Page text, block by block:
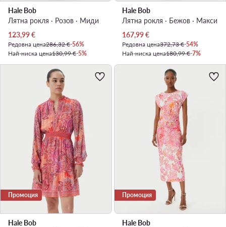
Hale Bob
Лятна рокля · Розов · Миди
Актуална цена
123,99€
Редовна цена286,32 €-56%
Най-ниска цена130,99 €-5%
Hale Bob
Лятна рокля · Бежов · Макси
Актуална цена
167,99€
Редовна цена372,73 €-54%
Най-ниска цена180,99 €-7%
Промоция
Hale Bob
Промоция
Hale Bob